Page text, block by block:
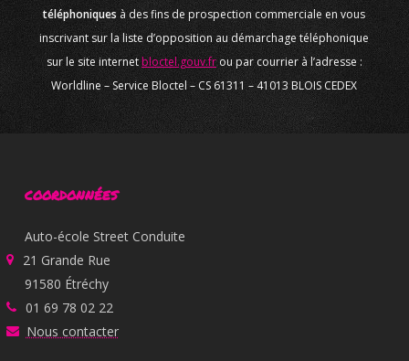
téléphoniques à des fins de prospection commerciale en vous
inscrivant sur la liste d’opposition au démarchage téléphonique
sur le site internetbloctel.gouv.frou par courrier à l’adresse :
Worldline – Service Bloctel – CS 61311 – 41013 BLOIS CEDEX
COORDONNÉES
Auto-école Street Conduite
21 Grande Rue
91580 Étréchy
01 69 78 02 22
Nous contacter